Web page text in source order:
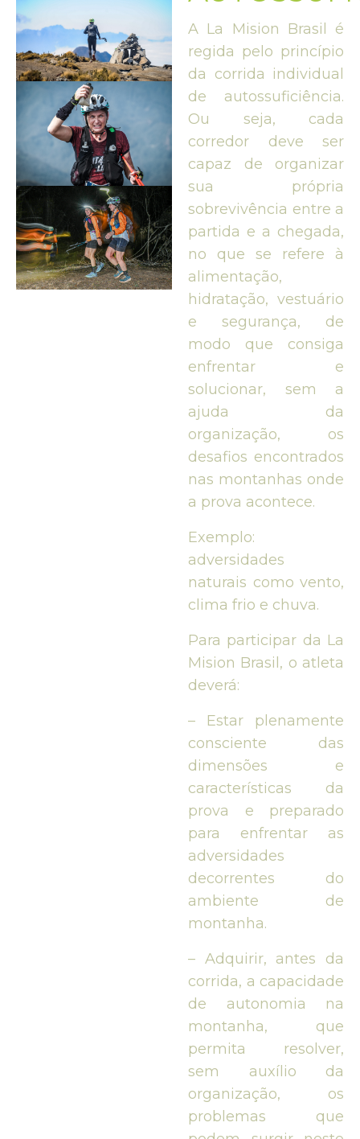
A La Mision Brasil é
regida pelo princípio
da corrida individual
de autossuficiência.
Ou seja, cada
corredor deve ser
capaz de organizar
sua própria
sobrevivência entre a
partida e a chegada,
no que se refere à
alimentação,
hidratação, vestuário
e segurança, de
modo que consiga
enfrentar e
solucionar, sem a
ajuda da
organização, os
desafios encontrados
nas montanhas onde
a prova acontece.
Exemplo:
adversidades
naturais como vento,
clima frio e chuva.
Para participar da La
Mision Brasil, o atleta
deverá:
– Estar plenamente
consciente das
dimensões e
características da
prova e preparado
para enfrentar as
adversidades
decorrentes do
ambiente de
montanha.
– Adquirir, antes da
corrida, a capacidade
de autonomia na
montanha, que
permita resolver,
sem auxílio da
organização, os
problemas que